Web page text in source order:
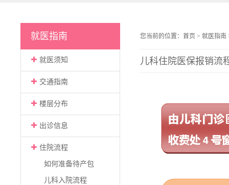
就医指南
就医须知
交通指南
楼层分布
出诊信息
住院流程
如何准备待产包
儿科入院流程
您当前的位置： 首页 > 就医指南
儿科住院医保报销流